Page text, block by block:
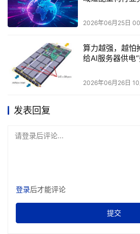
算力海洋联合承办的2026中国智算
于6月30日在深圳中洲万豪酒店正式
话、颁奖典礼、报告发布及解读、商
展、社交酒会等多元形式，打造覆盖
生态合作的一体化平台。
现场将重磅发布《2026 AI智能体产
《2026年中国第三方算力中心服务
也欢迎扫描上方二维码，与算力服
厂商、IDC运营商、科研院所、投资
2026年06月25日
算力越强，越怕
给AI服务器供电“
2026年06月26日
发表回复
请登录后评论...
登录后才能评论
提交